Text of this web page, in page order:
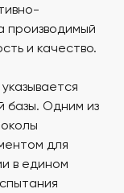
производимый
и качество.
базы. Одним из
для
в едином